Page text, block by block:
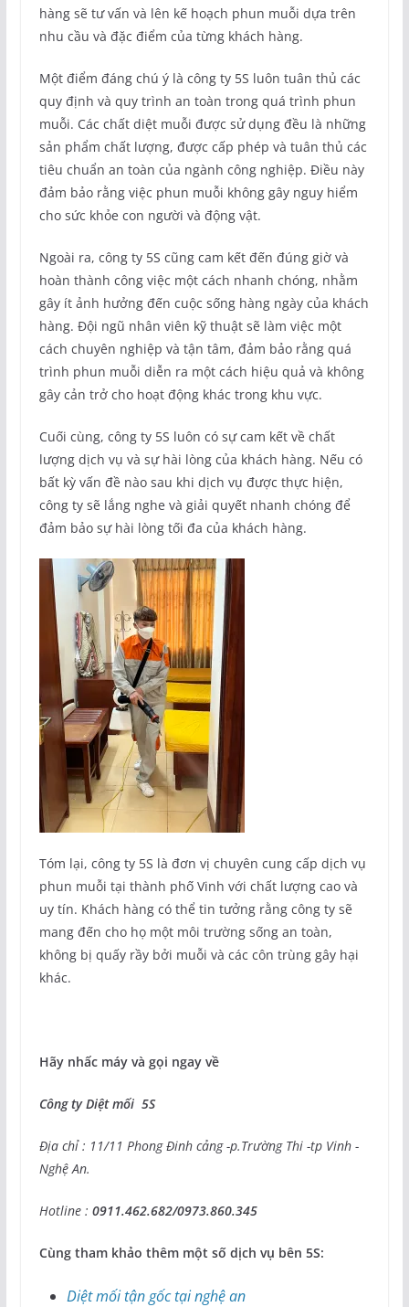
hàng sẽ tư vấn và lên kế hoạch phun muỗi dựa trên
nhu cầu và đặc điểm của từng khách hàng.
Một điểm đáng chú ý là công ty 5S luôn tuân thủ các
quy định và quy trình an toàn trong quá trình phun
muỗi. Các chất diệt muỗi được sử dụng đều là những
sản phẩm chất lượng, được cấp phép và tuân thủ các
tiêu chuẩn an toàn của ngành công nghiệp. Điều này
đảm bảo rằng việc phun muỗi không gây nguy hiểm
cho sức khỏe con người và động vật.
Ngoài ra, công ty 5S cũng cam kết đến đúng giờ và
hoàn thành công việc một cách nhanh chóng, nhằm
gây ít ảnh hưởng đến cuộc sống hàng ngày của khách
hàng. Đội ngũ nhân viên kỹ thuật sẽ làm việc một
cách chuyên nghiệp và tận tâm, đảm bảo rằng quá
trình phun muỗi diễn ra một cách hiệu quả và không
gây cản trở cho hoạt động khác trong khu vực.
Cuối cùng, công ty 5S luôn có sự cam kết về chất
lượng dịch vụ và sự hài lòng của khách hàng. Nếu có
bất kỳ vấn đề nào sau khi dịch vụ được thực hiện,
công ty sẽ lắng nghe và giải quyết nhanh chóng để
đảm bảo sự hài lòng tối đa của khách hàng.
Tóm lại, công ty 5S là đơn vị chuyên cung cấp dịch vụ
phun muỗi tại thành phố Vinh với chất lượng cao và
uy tín. Khách hàng có thể tin tưởng rằng công ty sẽ
mang đến cho họ một môi trường sống an toàn,
không bị quấy rầy bởi muỗi và các côn trùng gây hại
khác.
Hãy nhấc máy và gọi ngay về
Công ty Diệt mối 5S
Địa chỉ : 11/11 Phong Đinh cảng -p.Trường Thi -tp Vinh -
Nghệ An.
Hotline : 0911.462.682/0973.860.345
Cùng tham khảo thêm một số dịch vụ bên 5S:
Diệt mối tận gốc tại nghệ an